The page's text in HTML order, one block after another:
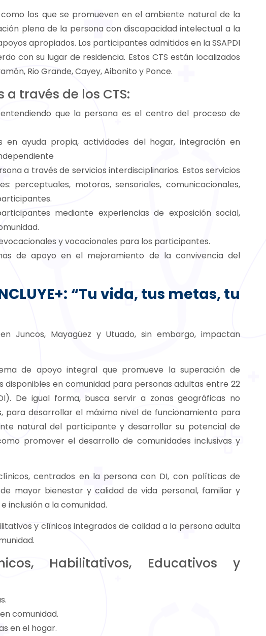
los que se promueven en el ambiente natural de la
plena de la persona con discapacidad intelectual a la
apropiados. Los participantes admitidos en la SSAPDI
con su lugar de residencia. Estos CTS están localizados
Rio Grande, Cayey, Aibonito y Ponce.
través de los CTS:
que la persona es el centro del proceso de
en ayuda propia, actividades del hogar, integración en
a través de servicios interdisciplinarios. Estos servicios
perceptuales, motoras, sensoriales, comunicacionales,
mediante experiencias de exposición social,
y vocacionales para los participantes.
de apoyo en el mejoramiento de la convivencia del
“Tu vida, tus metas, tu
Juncos, Mayagüez y Utuado, sin embargo, impactan
de apoyo integral que promueve la superación de
en comunidad para personas adultas entre 22
De igual forma, busca servir a zonas geográficas no
para desarrollar el máximo nivel de funcionamiento para
natural del participante y desarrollar su potencial de
promover el desarrollo de comunidades inclusivas y
centrados en la persona con DI, con políticas de
mayor bienestar y calidad de vida personal, familiar y
inclusión a la comunidad.
y clínicos integrados de calidad a la persona adulta
Habilitativos, Educativos y
comunidad.
en el hogar.